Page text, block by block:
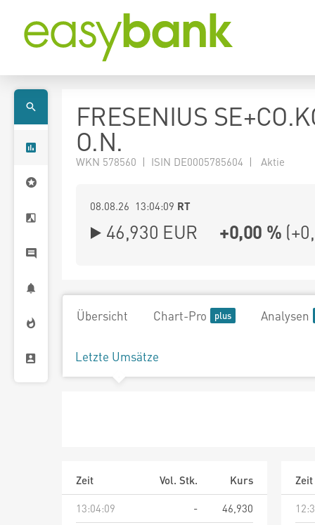
FRESENIUS
O.N.
WKN 578560 | ISIN DE0005785604 | Aktie
08.08.26 13:04:09 RT
46,930 EUR +0,00 % (
Übersicht Chart-Pro Analysen
Letzte Umsätze
Zeit Vol. Stk.
Kurs
13:04:09
-
46,930
Zeit